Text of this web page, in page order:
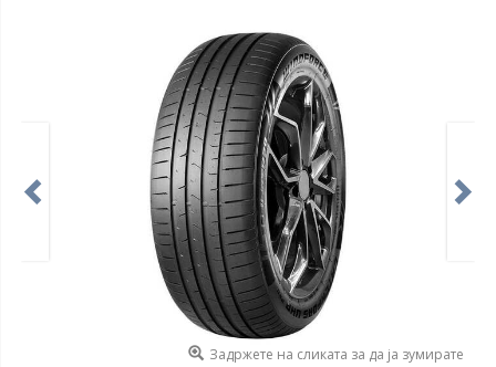
Задржете на сликата за да ја зумирате